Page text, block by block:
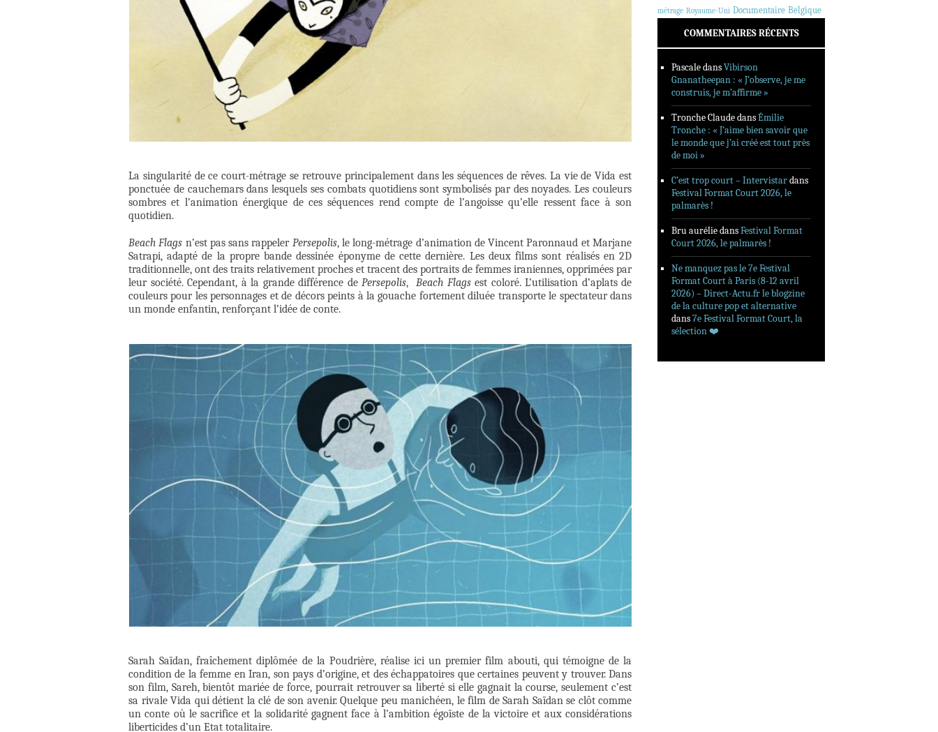
La singularité de ce court-métrage se retrouve principalement dans les séquences de rêves. La vie de Vida est
ponctuée de cauchemars dans lesquels ses combats quotidiens sont symbolisés par des noyades. Les couleurs
sombres et l’animation énergique de ces séquences rend compte de l’angoisse qu’elle ressent face à son
quotidien.
Beach Flags n’est pas sans rappeler Persepolis, le long-métrage d’animation de Vincent Paronnaud et Marjane
Satrapi, adapté de la propre bande dessinée éponyme de cette dernière. Les deux films sont réalisés en 2D
traditionnelle, ont des traits relativement proches et tracent des portraits de femmes iraniennes, opprimées par
leur société. Cependant, à la grande différence de Persepolis, Beach Flagsest coloré. L’utilisation d’aplats de
couleurs pour les personnages et de décors peints à la gouache fortement diluée transporte le spectateur dans
un monde enfantin, renforçant l’idée de conte.
Sarah Saïdan, fraîchement diplômée de la Poudrière, réalise ici un premier film abouti, qui témoigne de la
condition de la femme en Iran, son pays d’origine, et des échappatoires que certaines peuvent y trouver. Dans
son film, Sareh, bientôt mariée de force, pourrait retrouver sa liberté si elle gagnait la course, seulement c’est
sa rivale Vida qui détient la clé de son avenir. Quelque peu manichéen, le film de Sarah Saïdan se clôt comme
un conte où le sacrifice et la solidarité gagnent face à l’ambition égoïste de la victoire et aux considérations
liberticides d’un Etat totalitaire.
métrage Royaume-Uni Documentaire Belgique
COMMENTAIRES RÉCENTS
PascaledansVibirson
Gnanatheepan : « J’observe, je me
construis, je m’affirme »
Tronche ClaudedansÉmilie
Tronche : « J’aime bien savoir que
le monde que j’ai créé est tout près
de moi »
C’est trop court – Intervistardans
Festival Format Court 2026, le
palmarès !
Bru auréliedansFestival Format
Court 2026, le palmarès !
Ne manquez pas le 7e Festival
Format Court à Paris (8-12 avril
2026) – Direct-Actu.fr le blogzine
de la culture pop et alternative
dans7e Festival Format Court, la
sélection ❤️‍